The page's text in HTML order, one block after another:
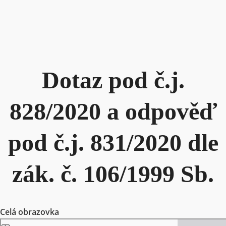
Dotaz pod č.j.
828/2020 a odpověď
pod č.j. 831/2020 dle
zák. č. 106/1999 Sb.
Celá obrazovka